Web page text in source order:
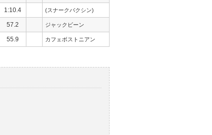
1:10.4 (スナークバクシン)
57.2 ジャックビーン
55.9 カフェボストニアン